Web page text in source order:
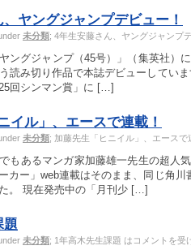
ヤングジャンプデビュー！
未分類; 4年生安藤さん、ヤングジャンプ
ングジャンプ（45号）」（集英社）
読み切り作品で本誌デビューしてい
回シンマン賞」に […]
イル」、エースで連載！
未分類; 加藤先生「ヒニイル」、エースで
もあるマンガ家加藤雄一先生の超人
カー」web連載はそのまま、同じ角
。 現在発売中の「月刊少 […]
題
未分類; 1年高木先生課題 は コメントを受